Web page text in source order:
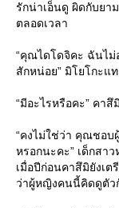
รักน่าเอ็นดู ผิดกับย
ตลอดเวลา
“คุณไดโดจิคะ ฉันไม่
สักหน่อย” มิโยโกะแ
“มีอะไรหรือคะ” คา
“คงไม่ใช่ว่า คุณชอ
หรอกนะคะ” เด็กสา
เมื่อปีก่อนคาสึมิยังเ
ว่าผู้หญิงคนนี้คิดดูตัว